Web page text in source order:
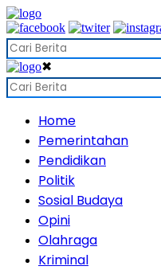
✖
Home
Pemerintahan
Pendidikan
Politik
Sosial Budaya
Opini
Olahraga
Kriminal